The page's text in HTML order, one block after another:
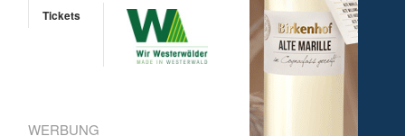
Tickets
WERBUNG